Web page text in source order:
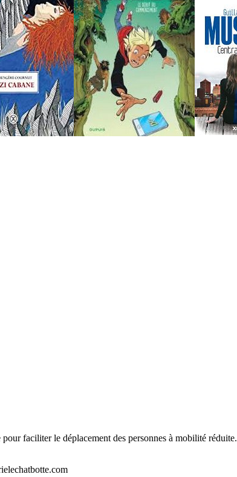
faciliter le déplacement des personnes à mobilité réduite.